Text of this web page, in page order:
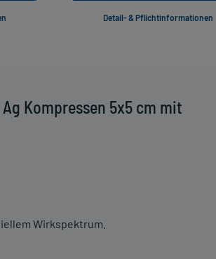
Kompressen 5x5 cm mit
Wirkspektrum.
Detail- & Pflichtinformationen